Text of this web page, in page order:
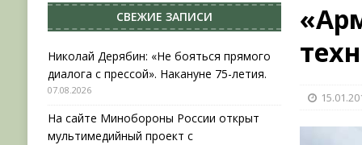
[ 04.08.2026 ] Район плавания – неограничен
[ 04.08.2026 ]
О признании ряда украинских
НОВОСТИ
[ 31.07.2026 ] АВГУСТ В ВОЕННОЙ ИСТОРИИ
[ 07.08.2026 ]
СВЕЖИЕ ЗАПИСИ
Николай Дерябин: «Не бояться прямого
диалога с прессой». Накануне 75-летия.
07.08.2026
На сайте Минобороны России открыт
мультимедийный проект с